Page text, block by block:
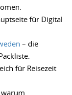
für Digital
– die
für Reisezeit